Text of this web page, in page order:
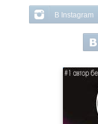
В Instagram